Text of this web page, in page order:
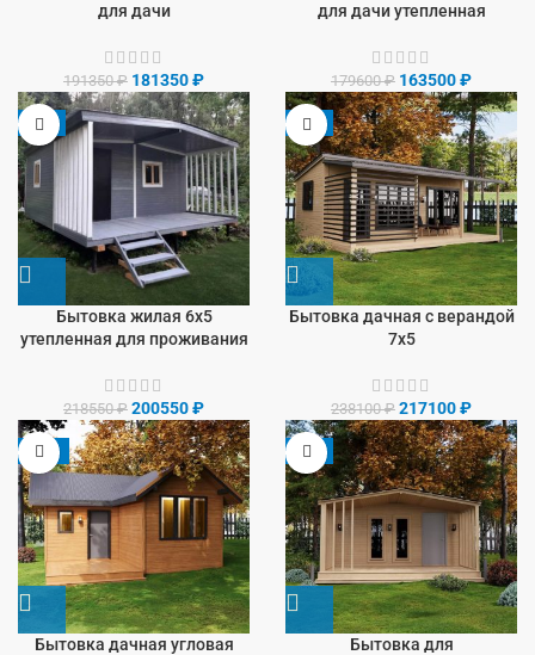
для дачи
191350₽ 181350₽
для дачи утепленная
179600₽ 163500₽
-8%
Бытовка жилая 6х5
утепленная для проживания
218550₽ 200550₽
-9%
Бытовка дачная с верандой
7х5
238100₽ 217100₽
-13%
Бытовка дачная угловая
-9%
Бытовка для